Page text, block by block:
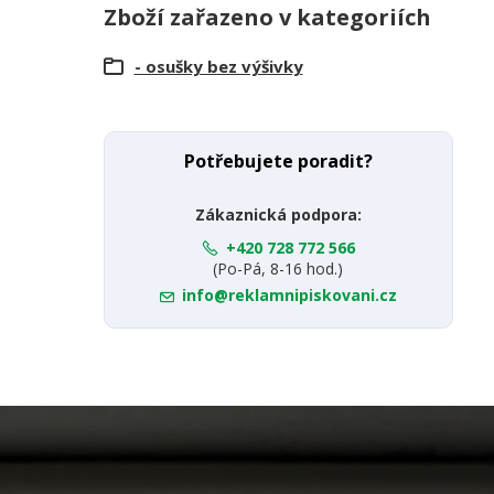
Zboží zařazeno v kategoriích
- osušky bez výšivky
Potřebujete poradit?
Zákaznická podpora:
+420 728 772 566
(Po-Pá, 8-16 hod.)
info@reklamnipiskovani.cz